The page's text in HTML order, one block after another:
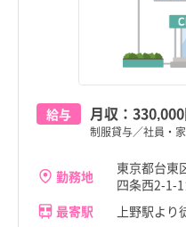
給与 月収：
制服貸与／社員・
勤務地
東京都台東
四条西2-1-1
最寄駅
上野駅より